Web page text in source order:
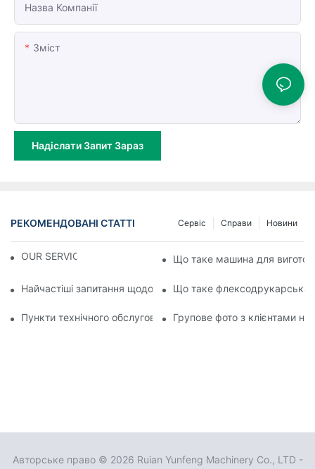
Назва Компанії
Зміст
Надіслати Запит Зараз
РЕКОМЕНДОВАНІ СТАТТІ Новини
Справи
Сервіс
OUR SERVICE Що таке машина для
Найчастіші запитання щодо обладнання для видувної
Що таке флексодрукарська
Пункти технічного обслуговування машини для видування
Групове фото з клієнтами на
Авторське право © 2026 Ruian Yunfeng Machinery Co., LTD -